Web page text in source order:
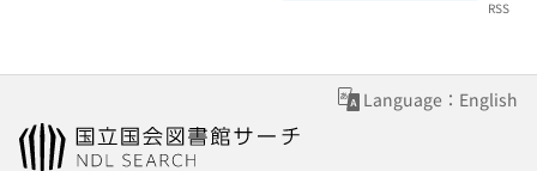
RSS
Language：English